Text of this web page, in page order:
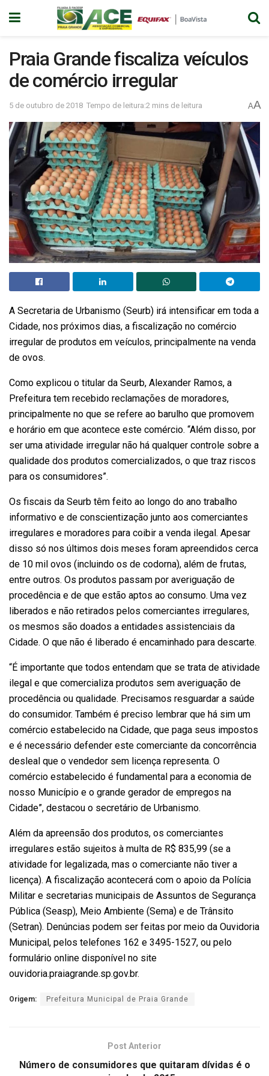
Praia Grande fiscaliza veículos
de comércio irregular
5 de outubro de 2018 Tempo de leitura:2 mins de leitura AA
A Secretaria de Urbanismo (Seurb) irá intensificar em toda a
Cidade, nos próximos dias, a fiscalização no comércio
irregular de produtos em veículos, principalmente na venda
de ovos.
Como explicou o titular da Seurb, Alexander Ramos, a
Prefeitura tem recebido reclamações de moradores,
principalmente no que se refere ao barulho que promovem
e horário em que acontece este comércio. “Além disso, por
ser uma atividade irregular não há qualquer controle sobre a
qualidade dos produtos comercializados, o que traz riscos
para os consumidores”.
Os fiscais da Seurb têm feito ao longo do ano trabalho
informativo e de conscientização junto aos comerciantes
irregulares e moradores para coibir a venda ilegal. Apesar
disso só nos últimos dois meses foram apreendidos cerca
de 10 mil ovos (incluindo os de codorna), além de frutas,
entre outros. Os produtos passam por averiguação de
procedência e de que estão aptos ao consumo. Uma vez
liberados e não retirados pelos comerciantes irregulares,
os mesmos são doados a entidades assistenciais da
Cidade. O que não é liberado é encaminhado para descarte.
“É importante que todos entendam que se trata de atividade
ilegal e que comercializa produtos sem averiguação de
procedência ou qualidade. Precisamos resguardar a saúde
do consumidor. Também é preciso lembrar que há sim um
comércio estabelecido na Cidade, que paga seus impostos
e é necessário defender este comerciante da concorrência
desleal que o vendedor sem licença representa. O
comércio estabelecido é fundamental para a economia de
nosso Município e o grande gerador de empregos na
Cidade”, destacou o secretário de Urbanismo.
Além da apreensão dos produtos, os comerciantes
irregulares estão sujeitos à multa de R$ 835,99 (se a
atividade for legalizada, mas o comerciante não tiver a
licença). A fiscalização acontecerá com o apoio da Polícia
Militar e secretarias municipais de Assuntos de Segurança
Pública (Seasp), Meio Ambiente (Sema) e de Trânsito
(Setran). Denúncias podem ser feitas por meio da Ouvidoria
Municipal, pelos telefones 162 e 3495-1527, ou pelo
formulário online disponível no site
ouvidoria.praiagrande.sp.gov.br.
Origem: Prefeitura Municipal de Praia Grande
Post Anterior
Número de consumidores que quitaram dívidas é o